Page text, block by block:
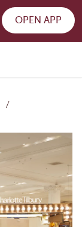
OPEN APP
/